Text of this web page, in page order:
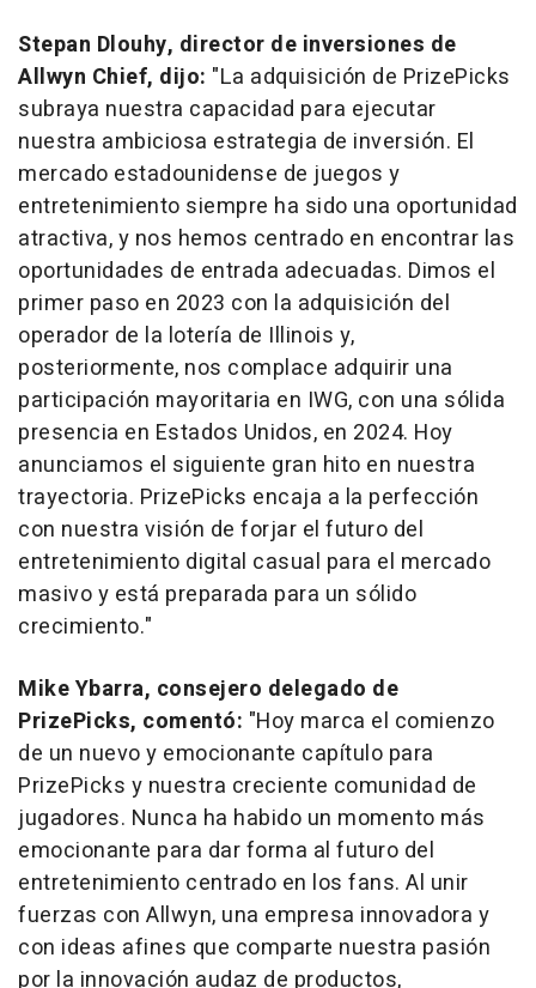
Stepan Dlouhy, director de inversiones de
Allwyn Chief, dijo: "La adquisición de PrizePicks
subraya nuestra capacidad para ejecutar
nuestra ambiciosa estrategia de inversión. El
mercado estadounidense de juegos y
entretenimiento siempre ha sido una oportunidad
atractiva, y nos hemos centrado en encontrar las
oportunidades de entrada adecuadas. Dimos el
primer paso en 2023 con la adquisición del
operador de la lotería de Illinois y,
posteriormente, nos complace adquirir una
participación mayoritaria en IWG, con una sólida
presencia en Estados Unidos, en 2024. Hoy
anunciamos el siguiente gran hito en nuestra
trayectoria. PrizePicks encaja a la perfección
con nuestra visión de forjar el futuro del
entretenimiento digital casual para el mercado
masivo y está preparada para un sólido
crecimiento."
Mike Ybarra, consejero delegado de
PrizePicks, comentó: "Hoy marca el comienzo
de un nuevo y emocionante capítulo para
PrizePicks y nuestra creciente comunidad de
jugadores. Nunca ha habido un momento más
emocionante para dar forma al futuro del
entretenimiento centrado en los fans. Al unir
fuerzas con Allwyn, una empresa innovadora y
con ideas afines que comparte nuestra pasión
por la innovación audaz de productos,